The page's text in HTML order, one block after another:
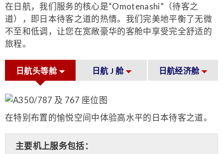
在日航，我们服务的核心是“Omotenashi”（待客之
道），即日本待客之道的热情。我们完美地平衡了无微
不至和低调，让您在宽敞豪华的客舱中享受完全舒适的
旅程。
日航头等舱 日航 J 舱 日航经济舱
在特别布置的愉悦空间中体验高水平的日本待客之道。
主要机上服务包括：